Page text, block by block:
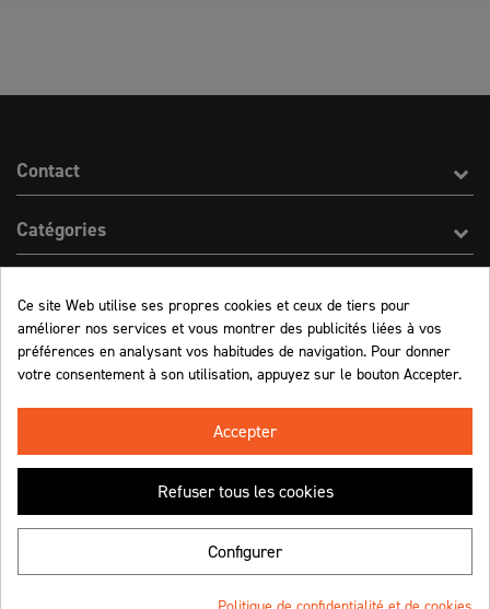
Contact
Catégories
Informations
Retrouvez-nous !
Ce site Web utilise ses propres cookies et ceux de tiers pour
améliorer nos services et vous montrer des publicités liées à vos
préférences en analysant vos habitudes de navigation. Pour donner
votre consentement à son utilisation, appuyez sur le bouton Accepter.
Accepter
Refuser tous les cookies
Configurer